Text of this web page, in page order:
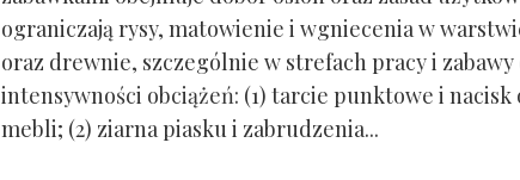
ograniczają rysy, matowienie i wgniecenia w
oraz drewnie, szczególnie w strefach pracy i zabawy
intensywności obciążeń: (1) tarcie punktowe i nacisk
mebli; (2) ziarna piasku i zabrudzenia...